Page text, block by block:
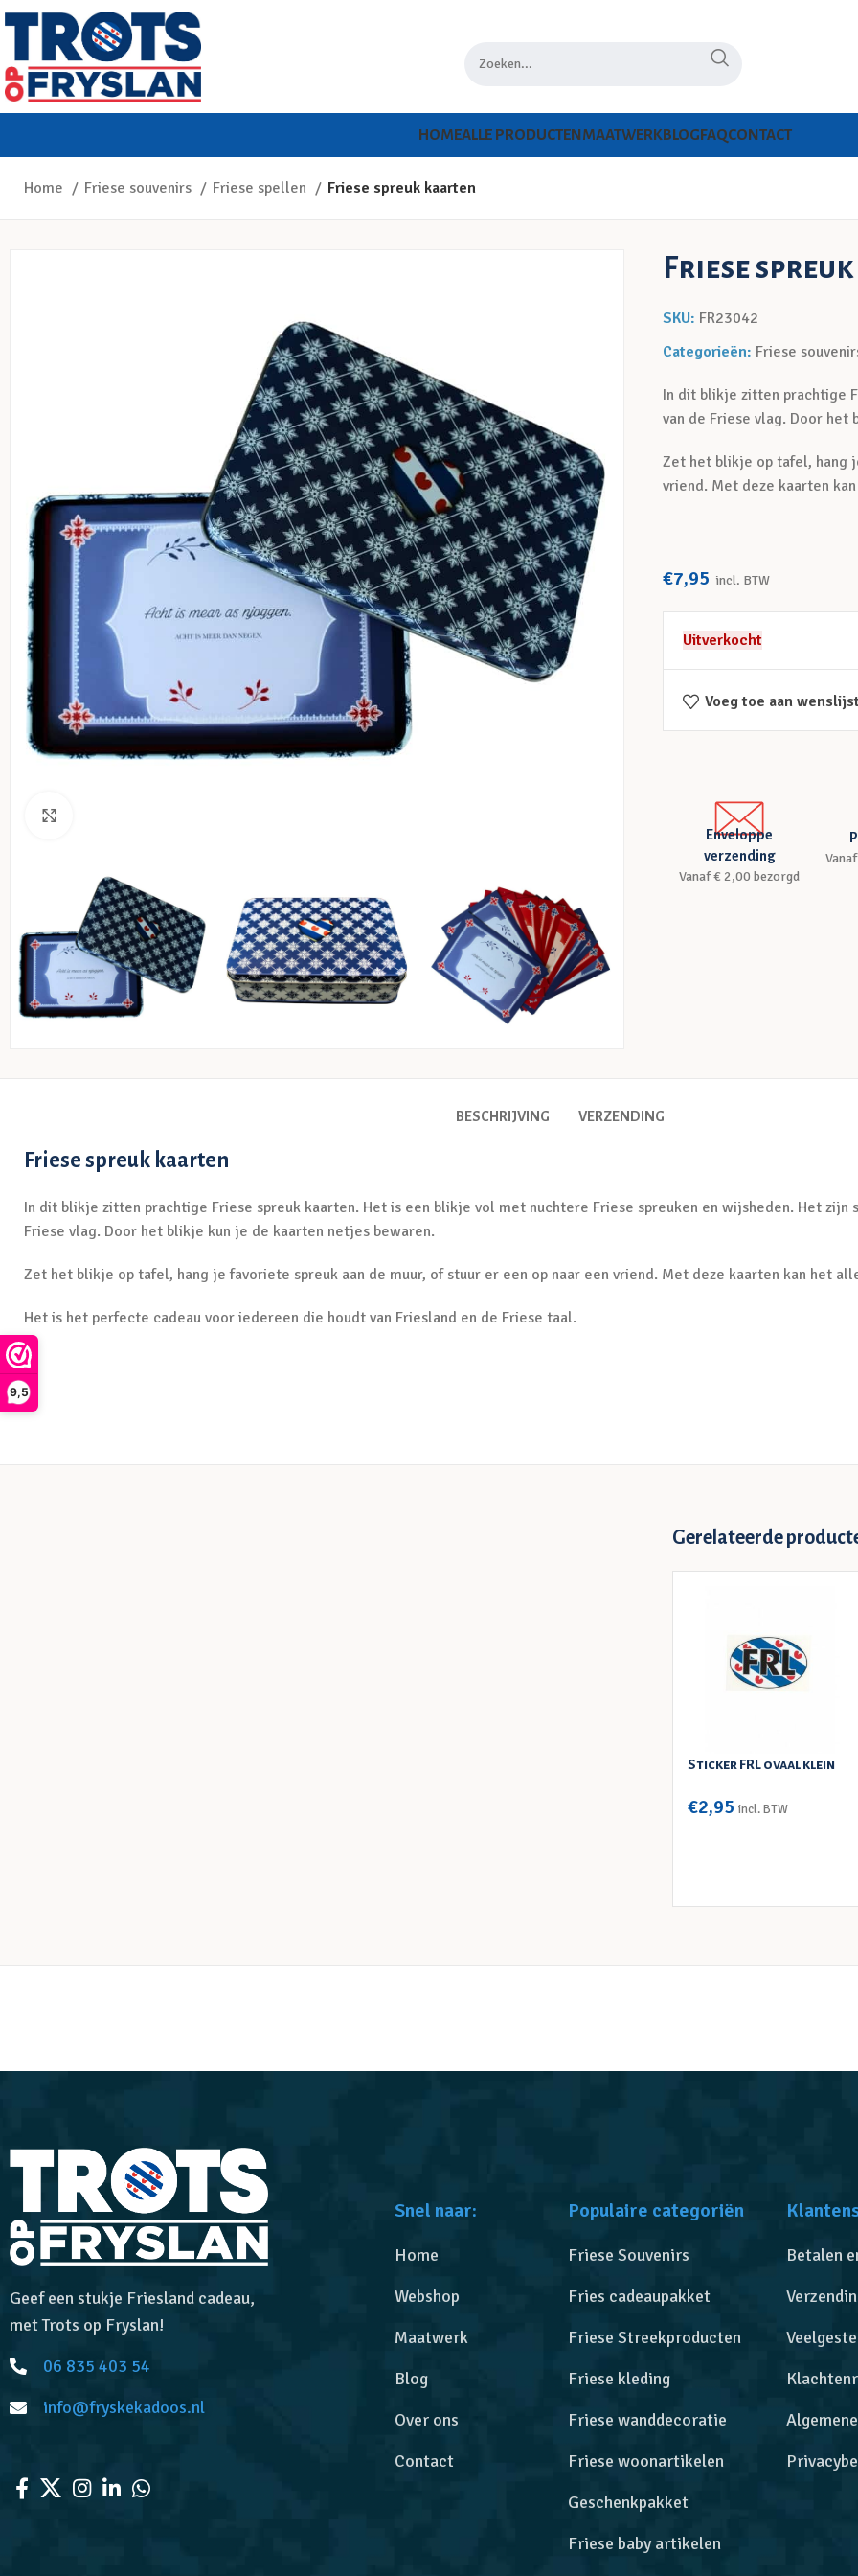
9,5
HOMEALLE PRODUCTENMAATWERKBLOGFAQCONTACT
Home Friese souvenirs Friese spellen Friese spreuk kaarten
Friese
SKU: FR23042
Categorieën: Friese
In dit blikje zitten prachtige
van de Friese vlag. Door
Zet het blikje op tafel, hang
vriend. Met deze kaarten
€7,95 incl. BTW
Uitverkocht
Voeg toe aan
Enveloppe
verzending
Vanaf € 2,00 bezorgd
BESCHRIJVING VERZENDING
Friese spreuk kaarten
In dit blikje zitten prachtige Friese spreuk kaarten. Het is een blikje vol met nuchtere Friese spreuken en wijsheden. Het zijn
Friese vlag. Door het blikje kun je de kaarten netjes bewaren.
Zet het blikje op tafel, hang je favoriete spreuk aan de muur, of stuur er een op naar een vriend. Met deze kaarten kan het
Het is het perfecte cadeau voor iedereen die houdt van Friesland en de Friese taal.
Gerelateerde
Sticker FRL ovaal klein
€2,95 incl. BTW
Geef een stukje Friesland cadeau,
met Trots op Fryslan!
06 835 403 54
info@fryskekadoos.nl
Snel naar:
Home
Webshop
Maatwerk
Blog
Over ons
Contact
Populaire categoriën
Friese Souvenirs
Fries cadeaupakket
Friese Streekproducten
Friese kleding
Friese wanddecoratie
Friese woonartikelen
Geschenkpakket
Friese baby artikelen
Betalen